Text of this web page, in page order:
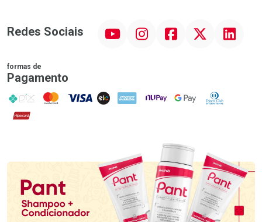
Redes Sociais InstagramFacebook Linkedin
formas de
Pagamento
PIX MasterCard
VISA ELO AMEX NuPay Google PayDiners Club
Hipercard
Promoção em Destaque